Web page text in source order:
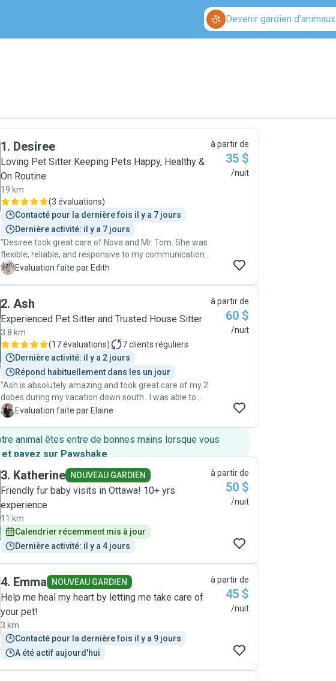
Devenir gardien d'animaux
1. Desiree
Loving Pet Sitter Keeping Pets Happy, Healthy &
On Routine
19 km
(3 évaluations)
Contacté pour la dernière fois il y a 7 jours
Dernière activité: il y a 7 jours
"Desiree took great care of Nova and Mr. Tom. She was
flexible, reliable, and responsive to my communications,
which I truly appreciated. She asked questions when
peace of mind knowing our pets were in such
responsible and caring hands. I would absolutely
recommend Desiree and would gladly book her again."
E Evaluation faite par Edith
à partir de
35 $
/nuit
2. Ash
Experienced Pet Sitter and Trusted House Sitter
3.8 km
(17 évaluations) 7clients réguliers
Dernière activité: il y a 2 jours
Répond habituellement dans les un jour
"Ash is absolutely amazing and took great care of my 2
dobes during my vacation down south . I was able to
enjoy my vacation knowing my fur babes were in good
and they are rather skittish guard dogs lol ThankU so
much Ash !!! (Until the next time ) xo"
E Evaluation faite par Elaine
à partir de
60 $
/nuit
animal êtes entre de bonnes mains lorsque vous
payez sur Pawshake.
3. Katherine NOUVEAU GARDIEN
Friendly fur baby visits in Ottawa! 10+ yrs
experience
11 km
Calendrier récemment mis à jour
Dernière activité: il y a 4 jours
à partir de
50 $
/nuit
4. Emma NOUVEAU GARDIEN
Help me heal my heart by letting me take care of
your pet!
3 km
Contacté pour la dernière fois il y a 9 jours
A été actif aujourd'hui
à partir de
45 $
/nuit